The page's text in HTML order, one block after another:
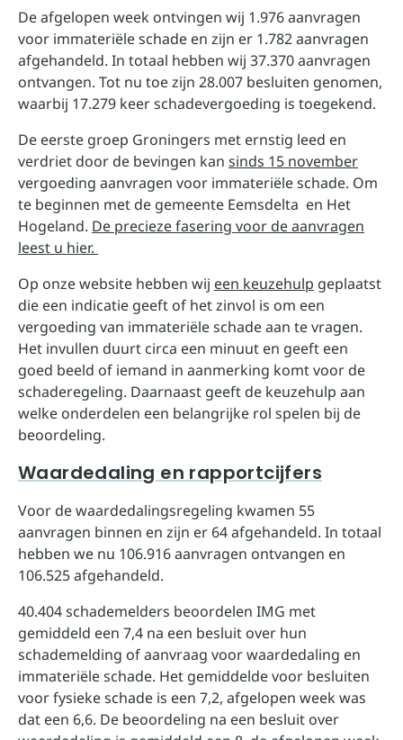
De afgelopen week ontvingen wij 1.976 aanvragen
voor immateriële schade en zijn er 1.782 aanvragen
afgehandeld. In totaal hebben wij 37.370 aanvragen
ontvangen. Tot nu toe zijn 28.007 besluiten genomen,
waarbij 17.279 keer schadevergoeding is toegekend.
De eerste groep Groningers met ernstig leed en
verdriet door de bevingen kan sinds 15 november
vergoeding aanvragen voor immateriële schade. Om
te beginnen met de gemeente Eemsdelta en Het
Hogeland. De precieze fasering voor de aanvragen
leest u hier.
Op onze website hebben wij een keuzehulp geplaatst
die een indicatie geeft of het zinvol is om een
vergoeding van immateriële schade aan te vragen.
Het invullen duurt circa een minuut en geeft een
goed beeld of iemand in aanmerking komt voor de
schaderegeling. Daarnaast geeft de keuzehulp aan
welke onderdelen een belangrijke rol spelen bij de
beoordeling.
Waardedaling en rapportcijfers
Voor de waardedalingsregeling kwamen 55
aanvragen binnen en zijn er 64 afgehandeld. In totaal
hebben we nu 106.916 aanvragen ontvangen en
106.525 afgehandeld.
40.404 schademelders beoordelen IMG met
gemiddeld een 7,4 na een besluit over hun
schademelding of aanvraag voor waardedaling en
immateriële schade. Het gemiddelde voor besluiten
voor fysieke schade is een 7,2, afgelopen week was
dat een 6,6. De beoordeling na een besluit over